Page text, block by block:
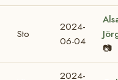
Sto
2024-
06-04
📷
2024-